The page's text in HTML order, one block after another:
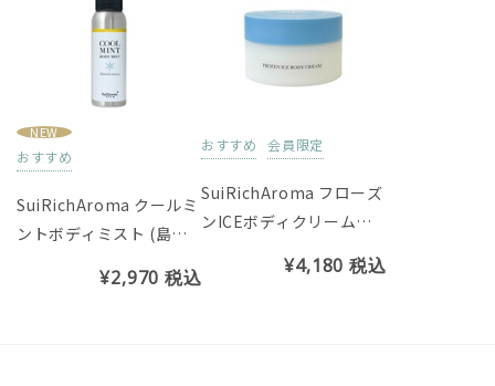
NEW
おすすめ
SuiRichAroma クールミ
ントボディミスト (島レ
¥2,970税込
おすすめ 会員限定
SuiRichAroma フローズ
ンICEボディクリーム
¥4,180税込